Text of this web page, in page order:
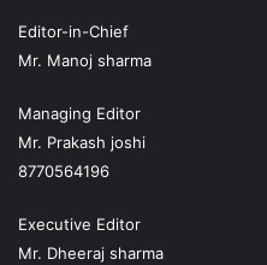
Editor-in-Chief
Mr. Manoj sharma
Managing Editor
Mr. Prakash joshi
8770564196
Executive Editor
Mr. Dheeraj sharma